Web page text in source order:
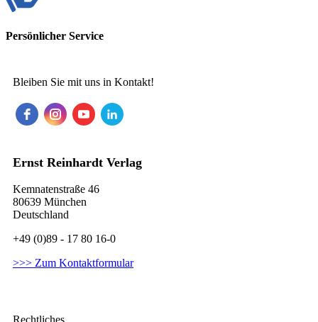
Persönlicher Service
Bleiben Sie mit uns in Kontakt!
Ernst Reinhardt Verlag
Kemnatenstraße 46
80639 München
Deutschland
+49 (0)89 - 17 80 16-0
>>> Zum Kontaktformular
Rechtliches